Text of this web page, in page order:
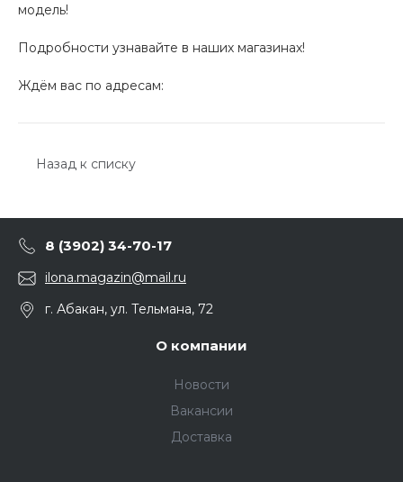
модель!
Подробности узнавайте в наших магазинах!
Ждём вас по адресам:
Назад к списку
8 (3902) 34-70-17
ilona.magazin@mail.ru
г. Абакан, ул. Тельмана, 72
О компании
Новости
Вакансии
Доставка